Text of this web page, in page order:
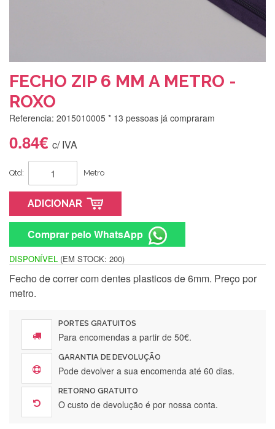
FECHO ZIP 6 MM A METRO -
ROXO
Referencia: 2015010005 * 13 pessoas já compraram
0.84€ c/ IVA
Qtd: Metro
ADICIONAR
Comprar pelo WhatsApp
DISPONÍVEL (EM STOCK: 200)
Fecho de correr com dentes plasticos de 6mm. Preço por
metro.
PORTES GRATUITOS
Para encomendas a partir de 50€.
GARANTIA DE DEVOLUÇÃO
Pode devolver a sua encomenda até 60 dias.
RETORNO GRATUITO
O custo de devolução é por nossa conta.
encomendar.
Silvia André
Gostei ,Serviço bastante rápido. recomendo